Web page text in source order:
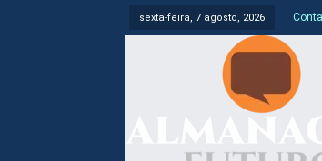
sexta-feira, 7 agosto, 2026